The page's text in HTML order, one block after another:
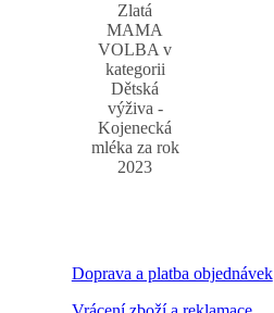
Zlatá
MAMA
VOLBA v
kategorii
Dětská
výživa -
Kojenecká
mléka za rok
2023
Doprava a platba objednávek